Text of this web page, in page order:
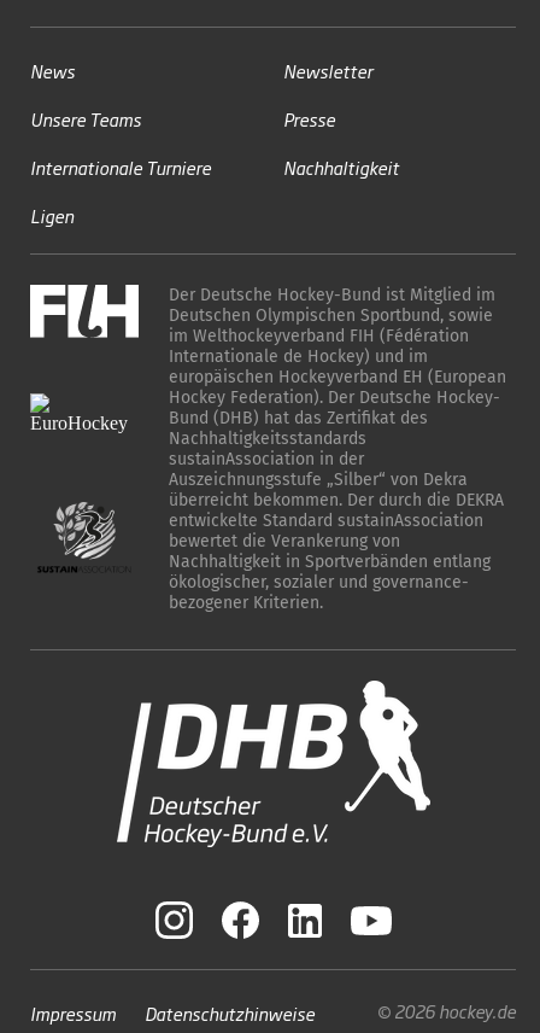
News
Unsere Teams
Internationale Turniere
Ligen
Newsletter
Presse
Nachhaltigkeit
Der Deutsche Hockey-Bund ist Mitglied im
Deutschen Olympischen Sportbund, sowie
im Welthockeyverband FIH (Fédération
Internationale de Hockey) und im
europäischen Hockeyverband EH (European
Hockey Federation). Der Deutsche Hockey-
Bund (DHB) hat das Zertifikat des
Nachhaltigkeitsstandards
sustainAssociation in der
Auszeichnungsstufe „Silber“ von Dekra
überreicht bekommen. Der durch die DEKRA
entwickelte Standard sustainAssociation
bewertet die Verankerung von
Nachhaltigkeit in Sportverbänden entlang
ökologischer, sozialer und governance-
bezogener Kriterien.
Impressum Datenschutzhinweise © 2026 hockey.de